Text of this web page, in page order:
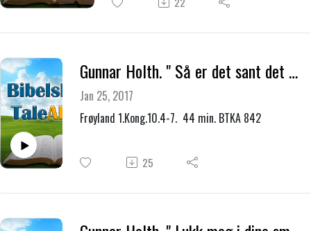
Gunnar Holth. " Så er det sant det jeg hørte "
Jan 25, 2017
Frøyland 1.Kong.10.4-7. 44 min. BTKA 842
25